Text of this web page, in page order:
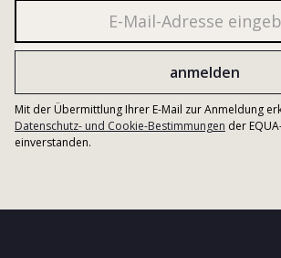
Mit der Übermittlung Ihrer E-Mail zur Anmeldung
Datenschutz- und Cookie-Bestimmungen der
einverstanden.